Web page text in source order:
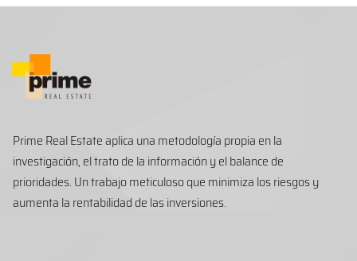
Prime Real Estate aplica una metodología propia en la
investigación, el trato de la información y el balance de
prioridades. Un trabajo meticuloso que minimiza los riesgos y
aumenta la rentabilidad de las inversiones.